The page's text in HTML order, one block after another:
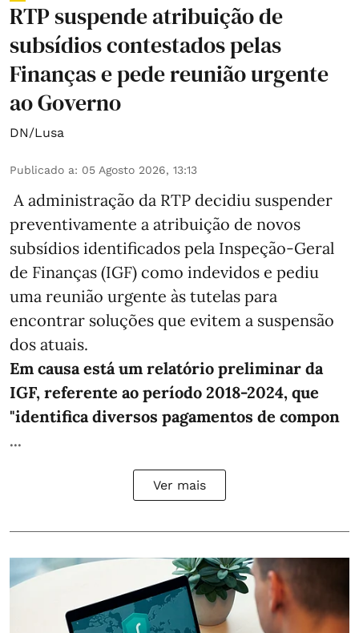
RTP suspende atribuição de
subsídios contestados pelas
Finanças e pede reunião urgente
ao Governo
DN/Lusa
Publicado a: 05 Agosto 2026, 13:13
A administração da RTP decidiu suspender
preventivamente a atribuição de novos
subsídios identificados pela Inspeção-Geral
de Finanças (IGF) como indevidos e pediu
uma reunião urgente às tutelas para
encontrar soluções que evitem a suspensão
dos atuais.
Em causa está um relatório preliminar da
IGF, referente ao período 2018-2024, que
"identifica diversos pagamentos de compon
...
Ver mais